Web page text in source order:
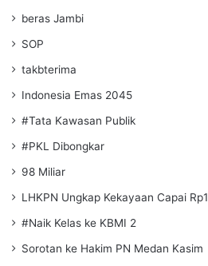
beras Jambi
SOP
takbterima
Indonesia Emas 2045
#Tata Kawasan Publik
#PKL Dibongkar
98 Miliar
LHKPN Ungkap Kekayaan Capai Rp1
#Naik Kelas ke KBMI 2
Sorotan ke Hakim PN Medan Kasim